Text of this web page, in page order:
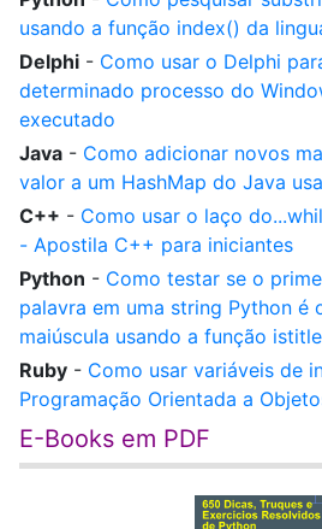
usando a função index() da
Delphi - Como usar o Delphi
determinado processo do
executado
Java - Como adicionar novos
valor a um HashMap do Java
C++ - Como usar o laço
- Apostila C++ para iniciantes
Python - Como testar se o
palavra em uma string Python é
maiúscula usando a função
Ruby - Como usar variáveis de
Programação Orientada a
E-Books em PDF